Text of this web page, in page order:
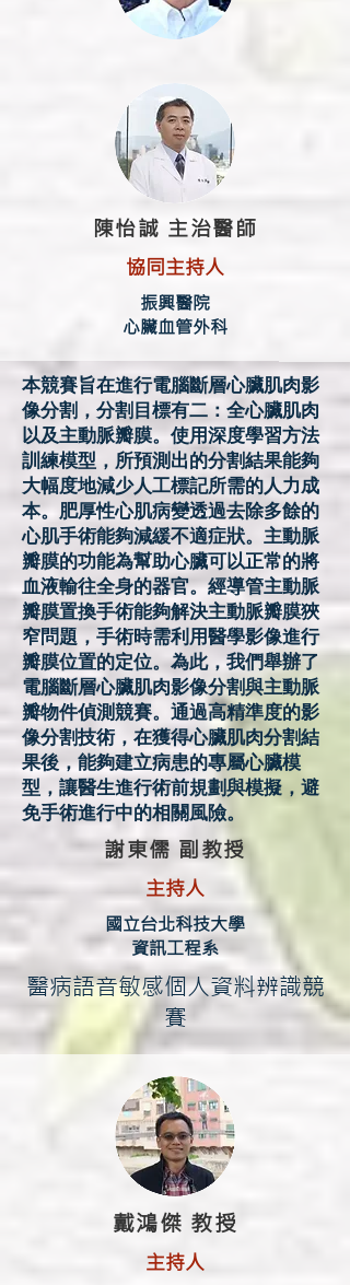
陳怡誠 主治醫師
協同主持人
振興醫院
心臟血管外科
本競賽旨在進行電腦斷層心臟肌肉影
像分割，分割目標有二：全心臟肌肉
以及主動脈瓣膜。使用深度學習方法
訓練模型，所預測出的分割結果能夠
大幅度地減少人工標記所需的人力成
本。肥厚性心肌病變透過去除多餘的
心肌手術能夠減緩不適症狀。主動脈
瓣膜的功能為幫助心臟可以正常的將
血液輸往全身的器官。經導管主動脈
瓣膜置換手術能夠解決主動脈瓣膜狹
窄問題，手術時需利用醫學影像進行
瓣膜位置的定位。為此，我們舉辦了
電腦斷層心臟肌肉影像分割與主動脈
瓣物件偵測競賽。通過高精準度的影
像分割技術，在獲得心臟肌肉分割結
果後，能夠建立病患的專屬心臟模
型，讓醫生進行術前規劃與模擬，避
免手術進行中的相關風險。
謝東儒 副教授
主持人
國立台北科技大學
資訊工程系
醫病語音敏感個人資料辨識競
賽
戴鴻傑 教授
主持人